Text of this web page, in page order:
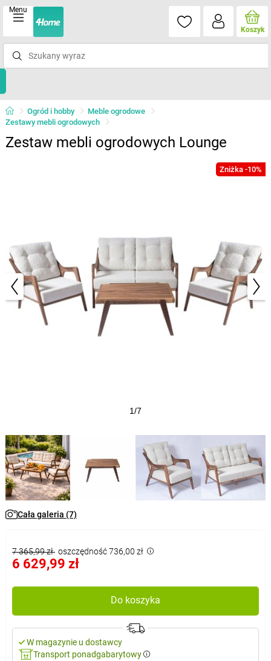
Menu
Koszyk
Ogród i hobby
Meble ogrodowe
Zestawy mebli ogrodowych
Zestaw mebli ogrodowych Lounge
Zniżka -10%
1/7
Cała galeria (7)
7 365,99 zł oszczędność 736,00 zł
6 629,99 zł
Do koszyka
W magazynie u dostawcy
Transport ponadgabarytowy